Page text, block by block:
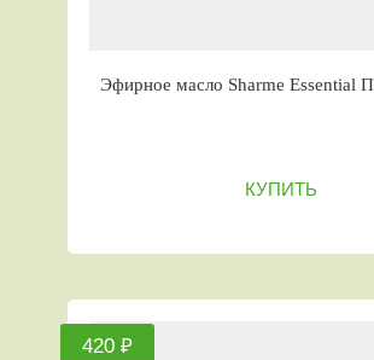
Эфирное масло Sharme Essential
КУПИТЬ
420 ₽